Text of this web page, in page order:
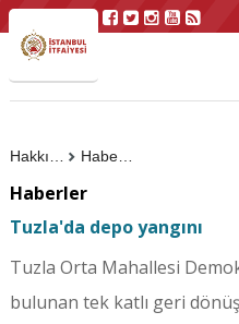
Haberler
Haberler
Tuzla'da depo yangını
Tuzla Orta Mahallesi
bulunan tek katlı geri